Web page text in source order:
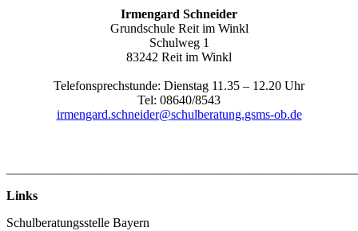
Irmengard Schneider
Grundschule Reit im Winkl
Schulweg 1
83242 Reit im Winkl
Telefonsprechstunde: Dienstag 11.35 – 12.20 Uhr
Tel: 08640/8543
irmengard.schneider@schulberatung.gsms-ob.de
Links
Schulberatungsstelle Bayern